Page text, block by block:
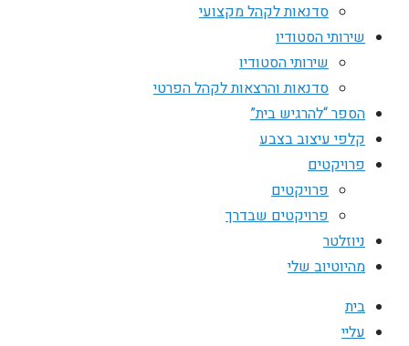
סדנאות לקהל מקצועי
שירותי הסטודיו
שירותי הסטודיו
סדנאות והרצאות לקהל הפרטי
הספר “להרגיש בית”
קלפי עיצוב בצבע
פרויקטים
פרויקטים
פרויקטים שבדרך
ניוזלטר
מהיוטיוב שלי
בית
עליי